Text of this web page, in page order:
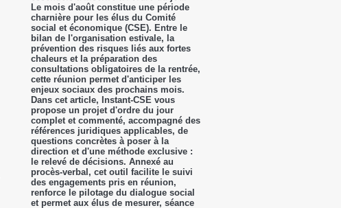
Le mois d'août constitue une période
charnière pour les élus du Comité
social et économique (CSE). Entre le
bilan de l'organisation estivale, la
prévention des risques liés aux fortes
chaleurs et la préparation des
consultations obligatoires de la rentrée,
cette réunion permet d'anticiper les
enjeux sociaux des prochains mois.
Dans cet article, Instant-CSE vous
propose un projet d'ordre du jour
complet et commenté, accompagné des
références juridiques applicables, de
questions concrètes à poser à la
direction et d'une méthode exclusive :
le relevé de décisions. Annexé au
procès-verbal, cet outil facilite le suivi
des engagements pris en réunion,
renforce le pilotage du dialogue social
et permet aux élus de mesurer, séance